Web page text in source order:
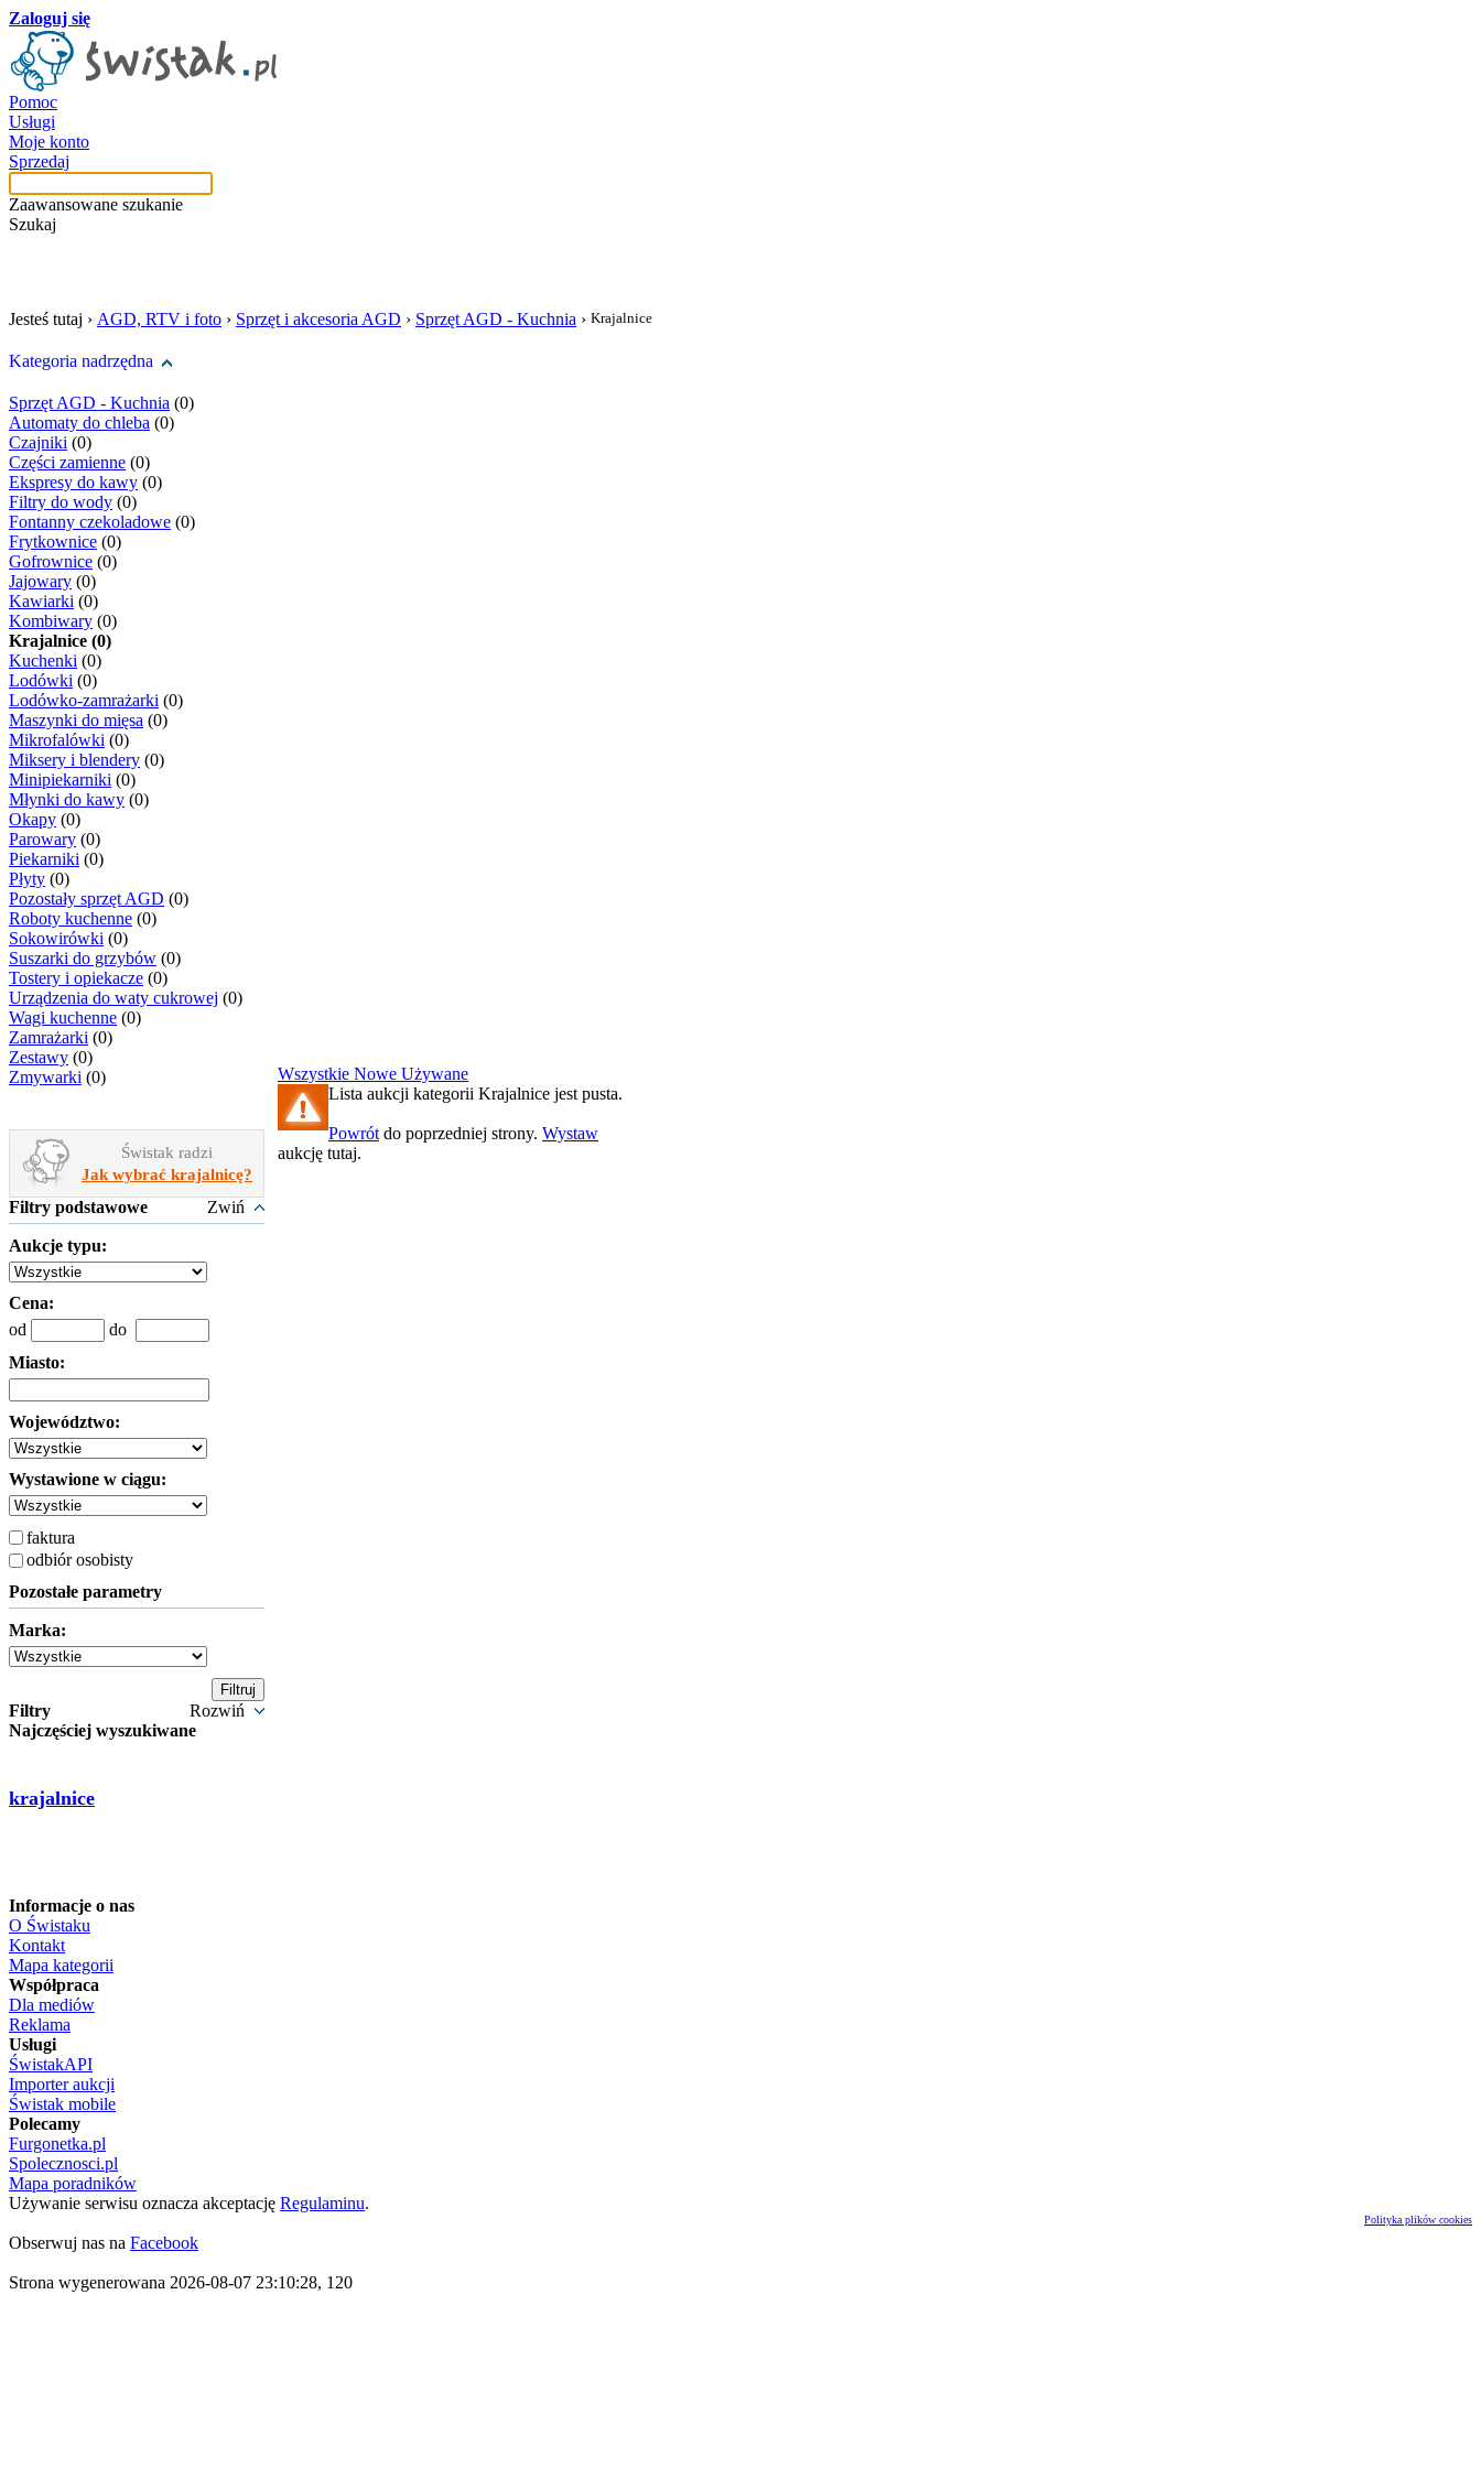
Zaloguj się
Pomoc
Usługi
Moje konto
Sprzedaj
Zaawansowane szukanie
Szukaj
Jesteś tutaj › AGD, RTV i foto › Sprzęt i akcesoria AGD › Sprzęt AGD - Kuchnia › Krajalnice
Kategoria nadrzędna
Sprzęt AGD - Kuchnia (0)
Automaty do chleba (0)
Czajniki (0)
Części zamienne (0)
Ekspresy do kawy (0)
Filtry do wody (0)
Fontanny czekoladowe (0)
Frytkownice (0)
Gofrownice (0)
Jajowary (0)
Kawiarki (0)
Kombiwary (0)
Krajalnice (0)
Kuchenki (0)
Lodówki (0)
Lodówko-zamrażarki (0)
Maszynki do mięsa (0)
Mikrofalówki (0)
Miksery i blendery (0)
Minipiekarniki (0)
Młynki do kawy (0)
Okapy (0)
Parowary (0)
Piekarniki (0)
Płyty (0)
Pozostały sprzęt AGD (0)
Roboty kuchenne (0)
Sokowirówki (0)
Suszarki do grzybów (0)
Tostery i opiekacze (0)
Urządzenia do waty cukrowej (0)
Wagi kuchenne (0)
Zamrażarki (0)
Zestawy (0)
Zmywarki (0)
Świstak radzi
Jak wybrać krajalnicę?
Filtry podstawowe Zwiń
Aukcje typu:
Cena:
od
do
Miasto:
Województwo:
Wystawione w ciągu:
faktura
odbiór osobisty
Pozostałe parametry
Marka:
Filtry
Rozwiń
Najczęściej wyszukiwane
krajalnice
Wszystkie Nowe Używane
Lista aukcji kategorii Krajalnice jest pusta.
Powrót do poprzedniej strony. Wystaw
aukcję tutaj.
Informacje o nas
O Świstaku
Kontakt
Mapa kategorii
Współpraca
Dla mediów
Reklama
Usługi
ŚwistakAPI
Importer aukcji
Świstak mobile
Polecamy
Furgonetka.pl
Spolecznosci.pl
Mapa poradników
Używanie serwisu oznacza akceptację Regulaminu.
Polityka plików cookies
Obserwuj nas na Facebook
Strona wygenerowana 2026-08-07 23:10:28, 120